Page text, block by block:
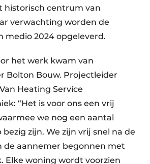
historisch centrum van
verwachting worden de
medio 2024 opgeleverd.
het werk kwam van
Bolton Bouw. Projectleider
Heating Service
“Het is voor ons een vrij
we nog een aantal
zijn. We zijn vrij snel na de
aannemer begonnen met
Elke woning wordt voorzien